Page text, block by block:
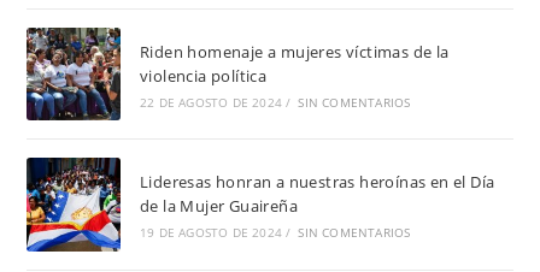
Riden homenaje a mujeres víctimas de la
violencia política
22 DE AGOSTO DE 2024 / SIN COMENTARIOS
Lideresas honran a nuestras heroínas en el Día
de la Mujer Guaireña
19 DE AGOSTO DE 2024 / SIN COMENTARIOS